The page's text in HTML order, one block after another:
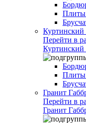
Плиты
Куртинский
Перейти в
Куртинский
Плиты
Гранит
Перейти в
Гранит